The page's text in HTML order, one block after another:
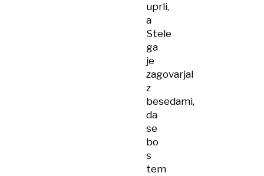
uprli,
a
Stele
ga
je
zagovarjal
z
besedami,
da
se
bo
s
tem